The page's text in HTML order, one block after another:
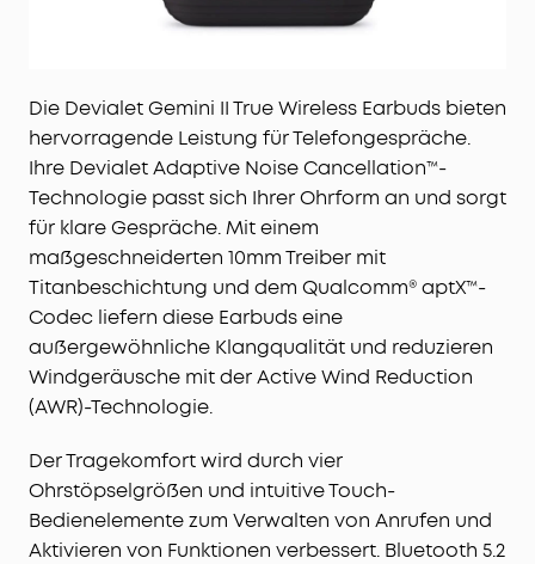
Die Devialet Gemini II True Wireless Earbuds bieten
hervorragende Leistung für Telefongespräche.
Ihre Devialet Adaptive Noise Cancellation™-
Technologie passt sich Ihrer Ohrform an und sorgt
für klare Gespräche. Mit einem
maßgeschneiderten 10mm Treiber mit
Titanbeschichtung und dem Qualcomm® aptX™-
Codec liefern diese Earbuds eine
außergewöhnliche Klangqualität und reduzieren
Windgeräusche mit der Active Wind Reduction
(AWR)-Technologie.
Der Tragekomfort wird durch vier
Ohrstöpselgrößen und intuitive Touch-
Bedienelemente zum Verwalten von Anrufen und
Aktivieren von Funktionen verbessert. Bluetooth 5.2